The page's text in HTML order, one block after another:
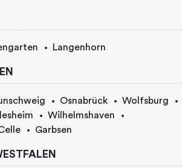
Langenhorn
Osnabrück
Wolfsburg
Wilhelmshaven
Garbsen